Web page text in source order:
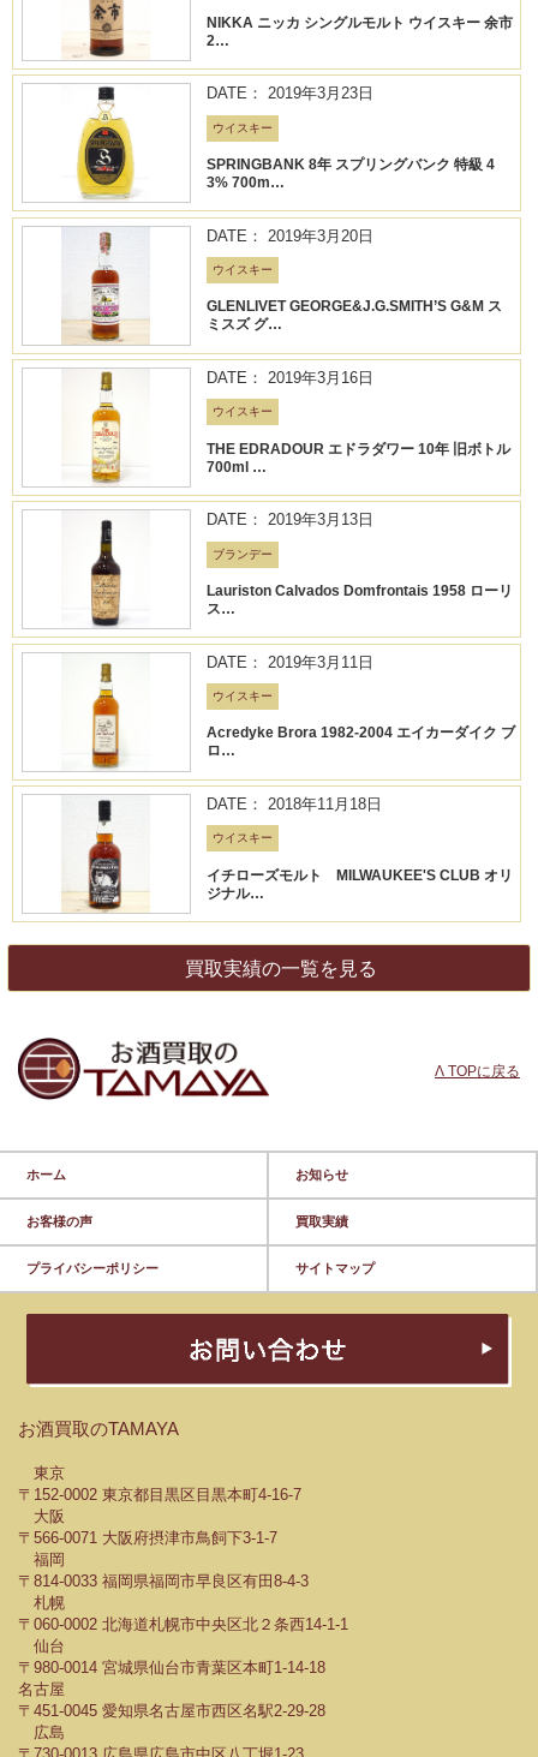
NIKKA ニッカ シングルモルト ウイスキー 余市
2…
DATE： 2019年3月23日
ウイスキー
SPRINGBANK 8年 スプリングバンク 特級 4
3% 700m…
DATE： 2019年3月20日
ウイスキー
GLENLIVET GEORGE&J.G.SMITH’S G&M ス
ミスズ グ…
DATE： 2019年3月16日
ウイスキー
THE EDRADOUR エドラダワー 10年 旧ボトル
700ml …
DATE： 2019年3月13日
ブランデー
Lauriston Calvados Domfrontais 1958 ローリ
ス…
DATE： 2019年3月11日
ウイスキー
Acredyke Brora 1982-2004 エイカーダイク ブ
ロ…
DATE： 2018年11月18日
ウイスキー
イチローズモルト MILWAUKEE'S CLUB オリ
ジナル…
買取実績の一覧を見る
Λ TOPに戻る
ホーム お知らせ
お客様の声 買取実績
プライバシーポリシー サイトマップ
お酒買取のTAMAYA
東京
〒152-0002 東京都目黒区目黒本町4-16-7
大阪
〒566-0071 大阪府摂津市鳥飼下3-1-7
福岡
〒814-0033 福岡県福岡市早良区有田8-4-3
札幌
〒060-0002 北海道札幌市中央区北２条西14-1-1
仙台
〒980-0014 宮城県仙台市青葉区本町1-14-18
名古屋
〒451-0045 愛知県名古屋市西区名駅2-29-28
広島